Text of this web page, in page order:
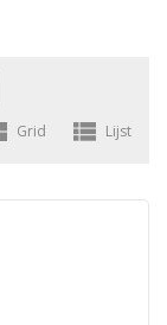
Grid Lijst